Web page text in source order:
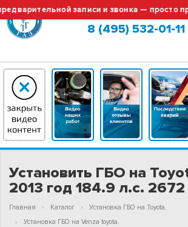
записи и звонка — просто
Москва (сменить город?)
8 (495) 532-01-11
Установить ГБО на
2013 год 184.9 л.с. 2672
Главная Каталог
Установка ГБО на Toyota.
Установка ГБО на Venza toyota.